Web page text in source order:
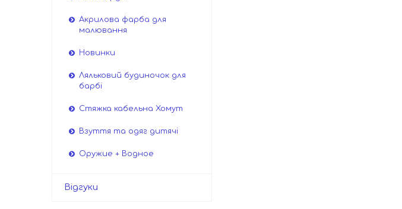
Акрилова фарба для
малювання
Новинки
Ляльковий будиночок для
барбі
Стяжка кабельна Хомут
Взуття та одяг дитячі
Оружие + Водное
Відгуки